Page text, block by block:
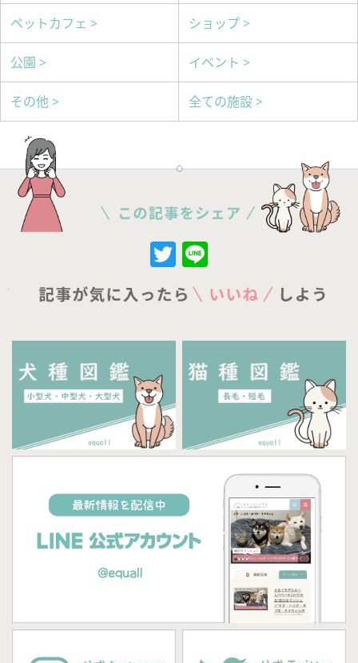
ペットカフェ > ショップ >
公園 > イベント >
その他 > 全ての施設 >
Twitter